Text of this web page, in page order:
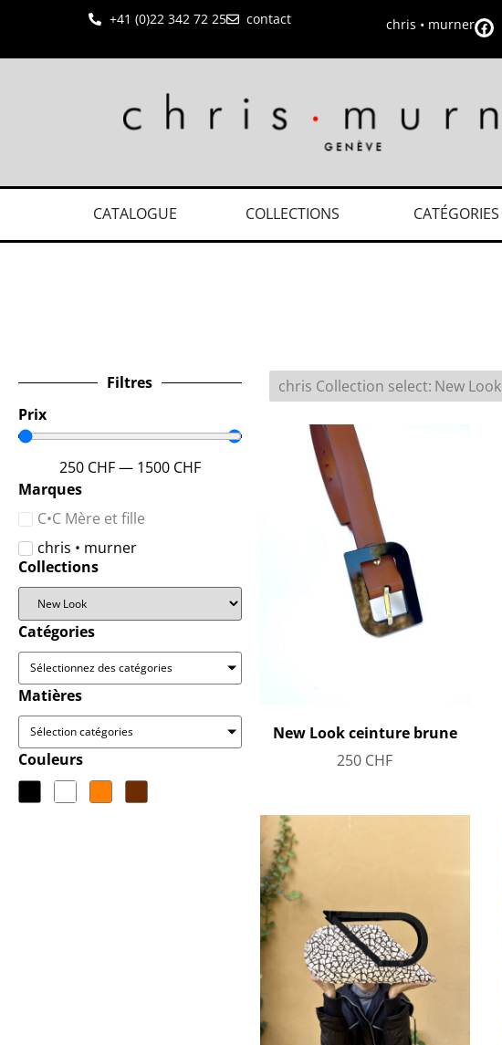
+41 (0)22 342 72 25 contact chris • murner
CATALOGUE COLLECTIONS CATÉGORIES
Filtres
Prix
250 CHF— 1500 CHF
Marques
C•C Mère et fille
chris • murner
Collections
Catégories
Sélectionnez des catégories
Matières
Sélection catégories
Couleurs
chris Collection select: New Look
New Look ceinture brune
250 CHF